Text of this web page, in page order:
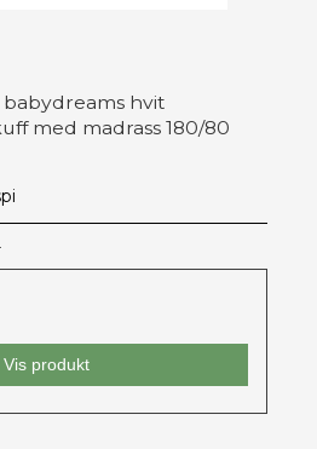
babydreams hvit
med madrass 180/80
Vis produkt